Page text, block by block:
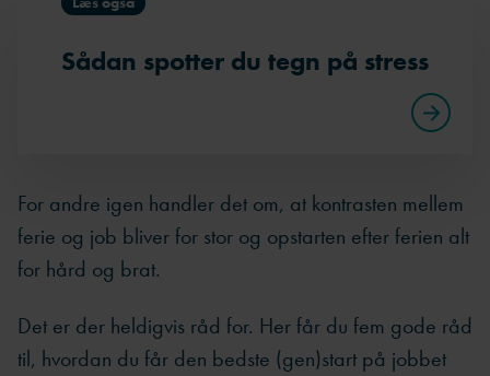
Sådan spotter du tegn på stress
For andre igen handler det om, at kontrasten mellem
ferie og job bliver for stor og opstarten efter ferien alt
for hård og brat.
Det er der heldigvis råd for. Her får du fem gode råd
til, hvordan du får den bedste (gen)start på jobbet